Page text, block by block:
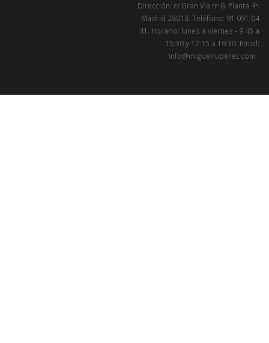
Dirección: c/ Gran Vía nº 6. Planta 4ª.
Madrid 28013. Teléfono: 91 091 04
41. Horario: lunes a viernes - 9:45 a
15:30 y 17:15 a 19:30. Email:
info@miguelruperez.com